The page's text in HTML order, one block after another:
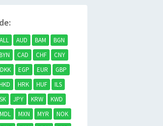
ALL AUD BAM
BGN
CAD CHF
CNY
DKK EGP EUR
GBP
HRK HUF
ILS
JPY KRW
KWD
MDL MXN MYR
NOK